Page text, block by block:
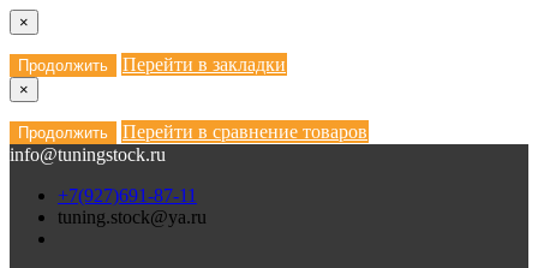
×
Продолжить Перейти в закладки
×
Продолжить
Перейти в сравнение товаров
info@tuningstock.ru
+7(927)691-87-11
tuning.stock@ya.ru